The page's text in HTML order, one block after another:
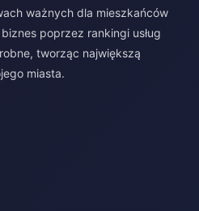
ważnych dla mieszkańców
poprzez rankingi usług
tworząc największą
miasta.